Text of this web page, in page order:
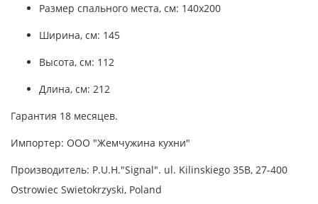
Размер спального места, см: 140x200
Ширина, см: 145
Высота, см: 112
Длина, см: 212
Гарантия 18 месяцев.
Импортер: ООО "Жемчужина кухни"
Производитель: P.U.H."Signal". ul. Kilinskiego 35B, 27-400
Ostrowiec Swietokrzyski, Poland